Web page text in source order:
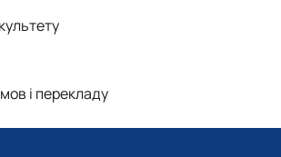
і перекладу